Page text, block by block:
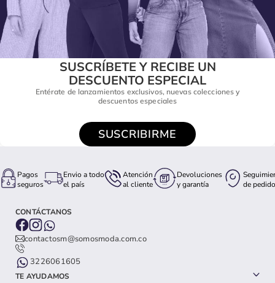
SUSCRÍBETE Y RECIBE UN
DESCUENTO ESPECIAL
Entérate de lanzamientos exclusivos, nuevas colecciones y
descuentos especiales
SUSCRIBIRME
Pagos
seguros
Envio a todo
el país
Atención
al cliente
Devoluciones
y garantía
de pedido
CONTÁCTANOS
contactosm@somosmoda.com.co
3226061605
TE AYUDAMOS